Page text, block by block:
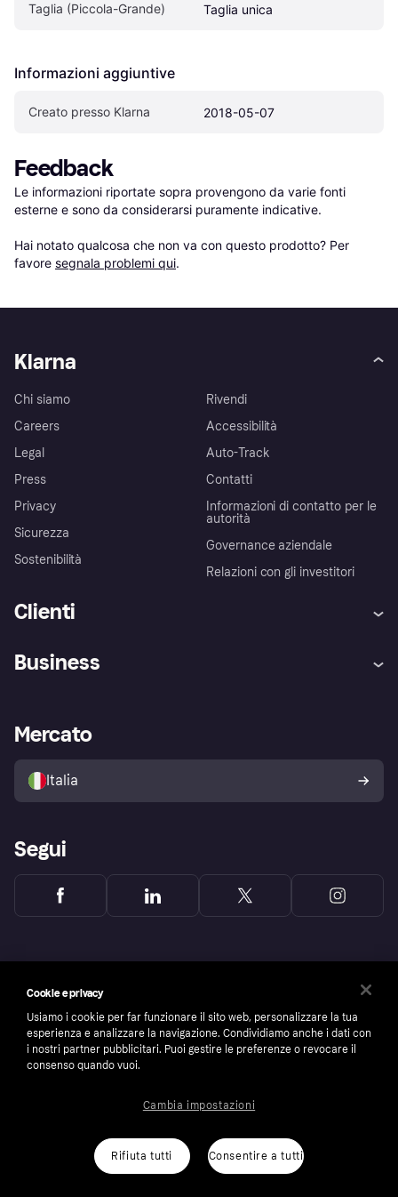
Taglia (Piccola-Grande) Taglia unica
Informazioni aggiuntive
Creato presso Klarna 2018-05-07
Feedback
Le informazioni riportate sopra provengono da varie fonti
esterne e sono da considerarsi puramente indicative.
Hai notato qualcosa che non va con questo prodotto? Per
favore segnala problemi qui.
Klarna
Chi siamo
Careers
Legal
Press
Privacy
Sicurezza
Sostenibilità
Rivendi
Accessibilità
Auto-Track
Contatti
Informazioni di contatto per le
autorità
Governance aziendale
Relazioni con gli investitori
Clienti
Assistenza
Esplora i negozi
Politica di protezione
dell'acquirente Klarna
Business
Accesso aziende
Mercato
Italia
Segui
number: 556737-0431
Cookies Klarna.com
Cookie e privacy
Usiamo i cookie per far funzionare il sito web, personalizzare la tua
esperienza e analizzare la navigazione. Condividiamo anche i dati con
i nostri partner pubblicitari. Puoi gestire le preferenze o revocare il
consenso quando vuoi.
Rifiuta tutti Consentire a tutti
Cambia impostazioni